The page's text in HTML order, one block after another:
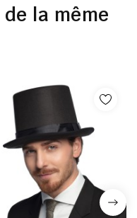
la même